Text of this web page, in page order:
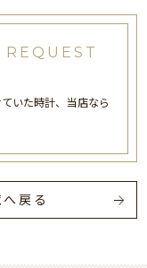
いた時計、当店なら
戻る